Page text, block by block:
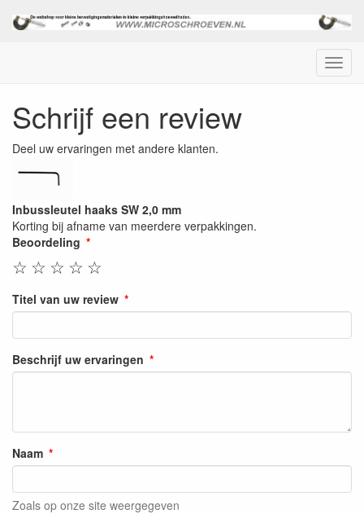
Menu
Schrijf een review
Deel uw ervaringen met andere klanten.
Inbussleutel haaks SW 2,0 mm
Korting bij afname van meerdere verpakkingen.
Beoordeling
☆
☆
☆
☆
☆
Titel van uw review
Beschrijf uw ervaringen
Naam
Zoals op onze site weergegeven